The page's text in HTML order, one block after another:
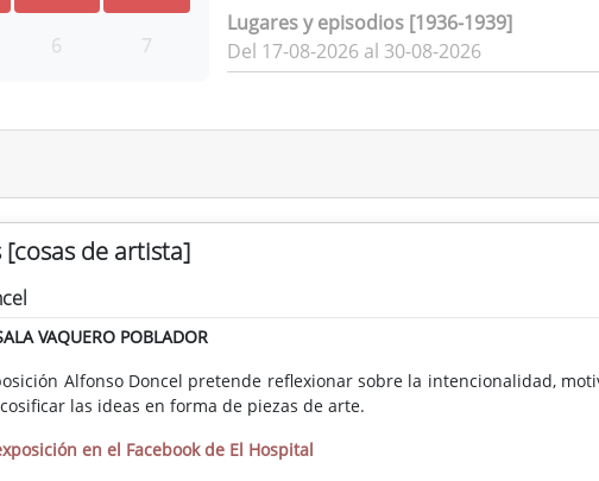
6 7
Lugares y episodios [1936-1939]
Del 17-08-2026 al 30-08-2026
de artista]
VAQUERO POBLADOR
Alfonso Doncel pretende reflexionar sobre la intencionalidad,
las ideas en forma de piezas de arte.
en el Facebook de El Hospital